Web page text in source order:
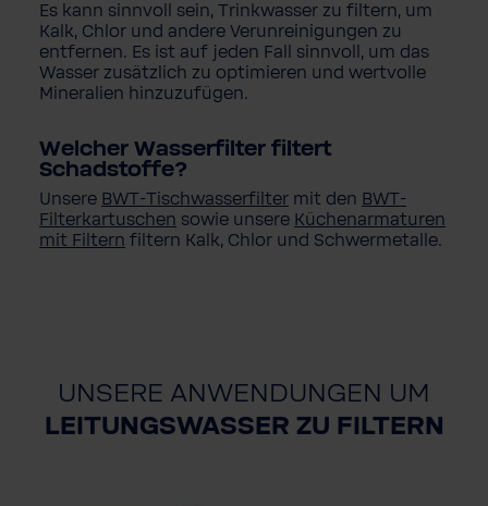
Es kann sinnvoll sein, Trinkwasser zu filtern, um
Kalk, Chlor und andere Verunreinigungen zu
entfernen. Es ist auf jeden Fall sinnvoll, um das
Wasser zusätzlich zu optimieren und wertvolle
Mineralien hinzuzufügen.
Welcher Wasserfilter filtert
Schadstoffe?
Unsere BWT-Tischwasserfilter mit den BWT-
Filterkartuschen sowie unsere Küchenarmaturen
mit Filtern filtern Kalk, Chlor und Schwermetalle.
UNSERE ANWENDUNGEN UM
LEITUNGSWASSER ZU FILTERN